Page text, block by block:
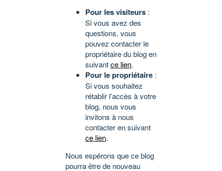
Pour les visiteurs :
Si vous avez des
questions, vous
pouvez contacter le
propriétaire du blog en
suivantce lien.
Pour le propriétaire :
Si vous souhaitez
rétablir l’accès à votre
blog, nous vous
invitons à nous
contacter en suivant
ce lien.
Nous espérons que ce blog
pourra être de nouveau